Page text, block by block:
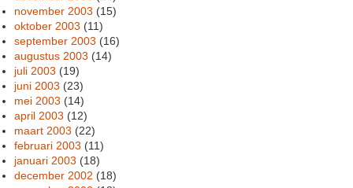
november 2003 (15)
oktober 2003 (11)
september 2003 (16)
augustus 2003 (14)
juli 2003 (19)
juni 2003 (23)
mei 2003 (14)
april 2003 (12)
maart 2003 (22)
februari 2003 (11)
januari 2003 (18)
december 2002 (18)